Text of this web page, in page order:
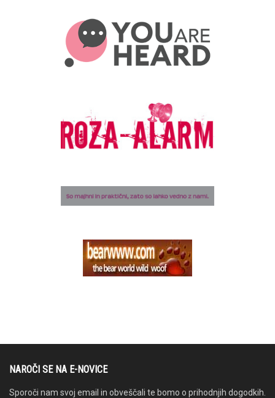
NAROČI SE NA E-NOVICE
Sporoči nam svoj email in obveščali te bomo o prihodnjih dogodkih.